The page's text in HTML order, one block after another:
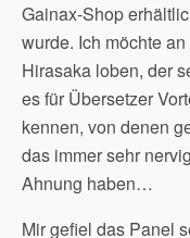
Gainax-Shop
wurde. Ich möchte
Hirasaka loben, der
es für Übersetzer
kennen, von denen
das immer sehr
Ahnung haben…
Mir gefiel das Panel